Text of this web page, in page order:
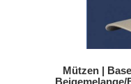
Mützen |